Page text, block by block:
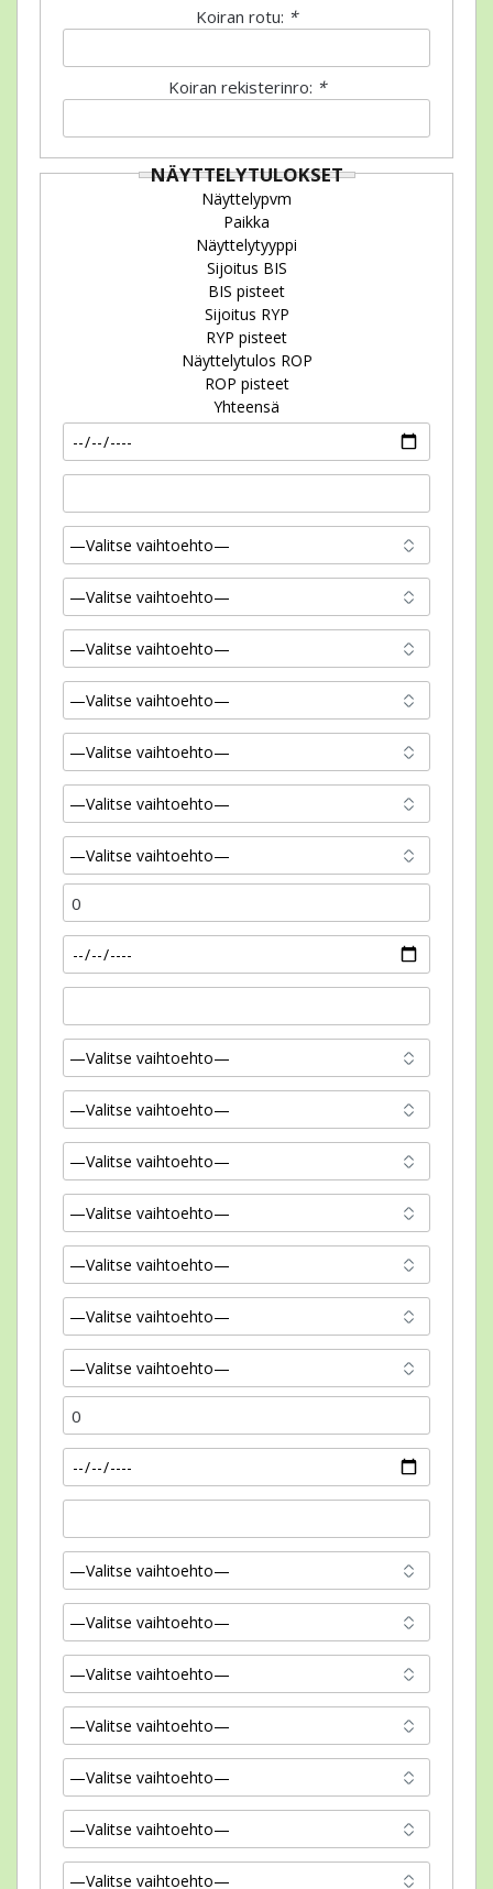
Koiran rotu: *
Koiran rekisterinro: *
NÄYTTELYTULOKSET
Näyttelypvm
Paikka
Näyttelytyyppi
Sijoitus BIS
BIS pisteet
Sijoitus RYP
RYP pisteet
Näyttelytulos ROP
ROP pisteet
Yhteensä